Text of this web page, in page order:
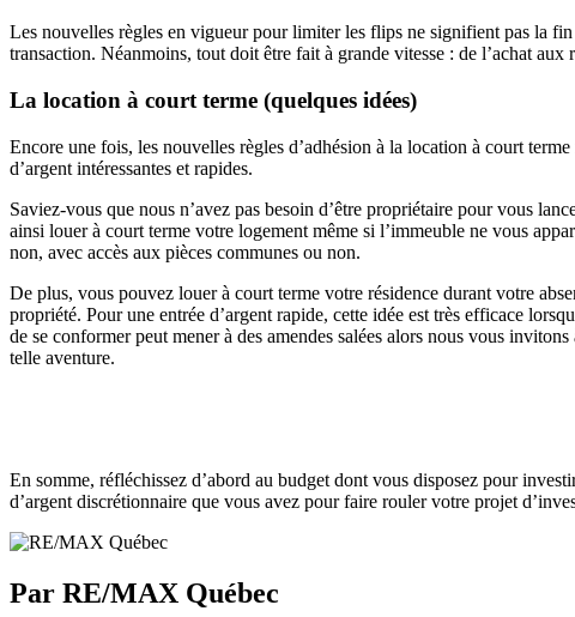
Les nouvelles règles en vigueur pour limiter les flips ne signifient pas la
transaction. Néanmoins, tout doit être fait à grande vitesse : de l’achat aux
La location à court terme (quelques idées)
Encore une fois, les nouvelles règles d’adhésion à la location à court
d’argent intéressantes et rapides.
Saviez-vous que nous n’avez pas besoin d’être propriétaire pour vous
ainsi louer à court terme votre logement même si l’immeuble ne vous
non, avec accès aux pièces communes ou non.
De plus, vous pouvez louer à court terme votre résidence durant votre
propriété. Pour une entrée d’argent rapide, cette idée est très efficace
de se conformer peut mener à des amendes salées alors nous vous
telle aventure.
En somme, réfléchissez d’abord au budget dont vous disposez pour
d’argent discrétionnaire que vous avez pour faire rouler votre projet
Par RE/MAX Québec